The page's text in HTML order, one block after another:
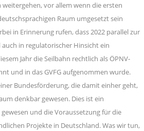
vor allem wenn die ersten
Raum umgesetzt sein
in Erinnerung rufen, dass 2022 parallel zur
auch in regulatorischer Hinsicht ein
Jahr die Seilbahn rechtlich als ÖPNV-
und in das GVFG aufgenommen wurde.
Bundesförderung, die damit einher geht,
denkbar gewesen. Dies ist ein
und die Voraussetzung für die
Projekte in Deutschland. Was wir tun,